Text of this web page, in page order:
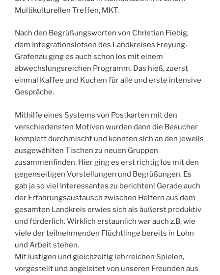
Multikulturellen Treffen, MKT.
Nach den Begrüßungsworten von Christian Fiebig,
dem Integrationslotsen des Landkreises Freyung-
Grafenau ging es auch schon los mit einem
abwechslungsreichen Programm. Das hieß, zuerst
einmal Kaffee und Kuchen für alle und erste intensive
Gespräche.
Mithilfe eines Systems von Postkarten mit den
verschiedensten Motiven wurden dann die Besucher
komplett durchmischt und konnten sich an den jeweils
ausgewählten Tischen zu neuen Gruppen
zusammenfinden. Hier ging es erst richtig los mit den
gegenseitigen Vorstellungen und Begrüßungen. Es
gab ja so viel Interessantes zu berichten! Gerade auch
der Erfahrungsaustausch zwischen Helfern aus dem
gesamten Landkreis erwies sich als äußerst produktiv
und förderlich. Wirklich erstaunlich war auch z.B. wie
viele der teilnehmenden Flüchtlinge bereits in Lohn
und Arbeit stehen.
Mit lustigen und gleichzeitig lehrreichen Spielen,
vorgestellt und angeleitet von unseren Freunden aus